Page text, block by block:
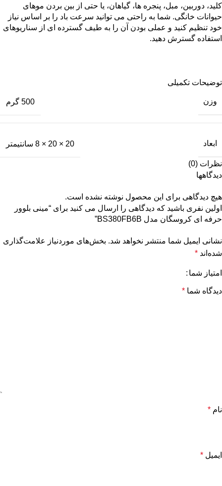
کلید، دوربین، مبل، پنجره ها، گیاهان، یا حتی از بین بردن موهای
حیوانات خانگی. شما به راحتی می توانید سرعت باد را بر اساس نیاز
خود تنظیم کنید و عملی بودن آن را به طیف گسترده ای از سناریوهای
استفاده گسترش دهید.
توضیحات تکمیلی
وزن 500 گرم
ابعاد 20 × 20 × 8 سانتیمتر
نظرات (0)
دیدگاهها
هیچ دیدگاهی برای این محصول نوشته نشده است.
اولین نفری باشید که دیدگاهی را ارسال می کنید برای “مینی بلوور
حرفه ای کروسگان مدل BS380FB6B”
نشانی ایمیل شما منتشر نخواهد شد. بخش‌های موردنیاز علامت‌گذاری
شده‌اند *
امتیاز شما
دیدگاه شما *
نام *
ایمیل *